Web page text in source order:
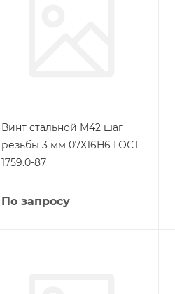
Винт стальной М42 шаг
резьбы 3 мм 07Х16Н6 ГОСТ
1759.0-87
По запросу